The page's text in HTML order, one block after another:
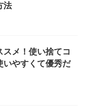
法
スメ！使い捨てコ
いやすくて優秀だ